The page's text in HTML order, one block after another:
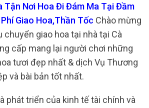
Tận Nơi Hoa Đi Đám Ma Tại Đầm
Giao Hoa,Thần Tốc Chào mừng
giao hoa tại nhà tại Cà
cấp mang lại người chơi những
tươi đẹp nhất & dịch Vụ Thương
và bài bản tốt nhất.
phát triển của kinh tế tài chính và